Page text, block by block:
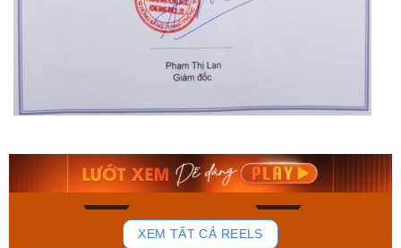
150
Orient Nam RA-
Mua ngay
Casio Nam MTS-
Mua ngay
XEM TẤT CẢ REELS